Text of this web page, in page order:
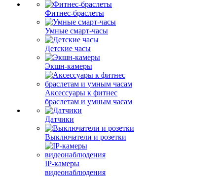
Фитнес-браслеты
Умные смарт-часы
Детские часы
Экшн-камеры
Аксессуары к фитнес
браслетам и умным часам
Датчики
Выключатели и розетки
IP-камеры
видеонаблюдения